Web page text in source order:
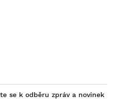
se k odběru zpráv a novinek